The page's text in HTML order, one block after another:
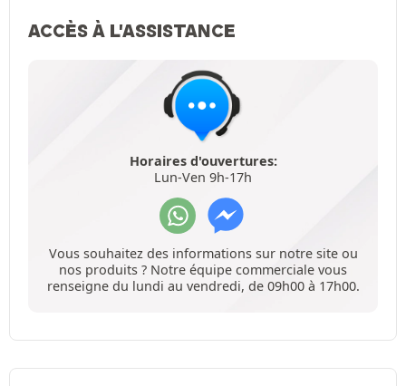
ACCÈS À L'ASSISTANCE
Horaires d'ouvertures:
Lun-Ven 9h-17h
Vous souhaitez des informations sur notre site ou
nos produits ? Notre équipe commerciale vous
renseigne du lundi au vendredi, de 09h00 à 17h00.